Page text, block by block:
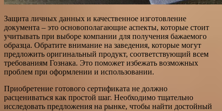
Защита личных данных и качественное изготовление
документа – это основополагающие аспекты, которые стоит
учитывать при выборе компании для получения бажаемого
образца. Обратите внимание на заведения, которые могут
предложить оригинальный продукт, соответствующий всем
требованиям Гознака. Это поможет избежать возможных
проблем при оформлении и использовании.
Приобретение готового сертификата не должно
расцениваться как простой шаг. Необходимо тщательно
исследовать предложения на рынке, чтобы найти достойный